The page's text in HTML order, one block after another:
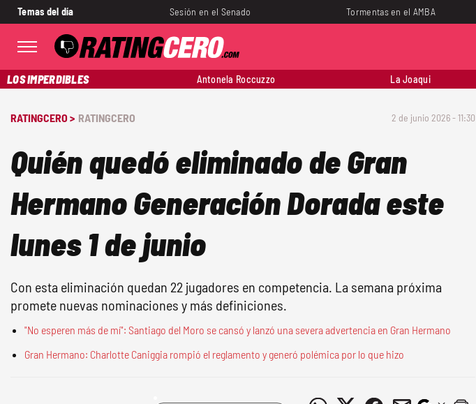
Temas del día Sesión en el Senado Tormentas en el AMBA
LOS IMPERDIBLES Antonela Roccuzzo La Joaqui
RATINGCERO > RATINGCERO 2 de junio 2026 - 11:30
Quién quedó eliminado de Gran
Hermano Generación Dorada este
lunes 1 de junio
Con esta eliminación quedan 22 jugadores en competencia. La semana próxima
promete nuevas nominaciones y más definiciones.
"No esperen más de mí": Santiago del Moro se cansó y lanzó una severa advertencia en Gran Hermano
Gran Hermano: Charlotte Caniggia rompió el reglamento y generó polémica por lo que hizo